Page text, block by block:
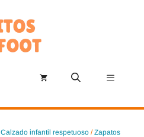
Menú
Calzado infantil respetuoso /Zapatos